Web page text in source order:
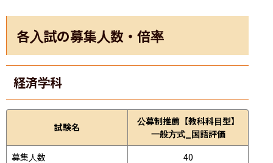
各入試の募集人数・倍率
経済学科
試験名
公募制推薦【教科科目型】
一般方式_国語評価
募集人数
40